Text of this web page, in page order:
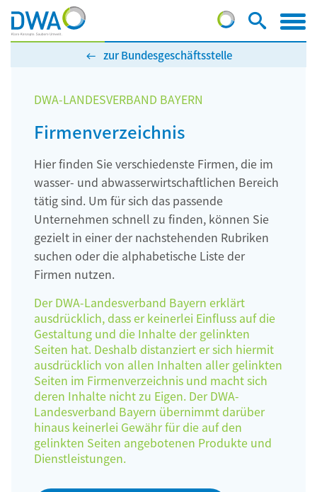
zur Bundesgeschäftsstelle
DWA-LANDESVERBAND BAYERN
Firmenverzeichnis
Hier finden Sie verschiedenste Firmen, die im
wasser- und abwasserwirtschaftlichen Bereich
tätig sind. Um für sich das passende
Unternehmen schnell zu finden, können Sie
gezielt in einer der nachstehenden Rubriken
suchen oder die alphabetische Liste der
Firmen nutzen.
Der DWA-Landesverband Bayern erklärt
ausdrücklich, dass er keinerlei Einfluss auf die
Gestaltung und die Inhalte der gelinkten
Seiten hat. Deshalb distanziert er sich hiermit
ausdrücklich von allen Inhalten aller gelinkten
Seiten im Firmenverzeichnis und macht sich
deren Inhalte nicht zu Eigen. Der DWA-
Landesverband Bayern übernimmt darüber
hinaus keinerlei Gewähr für die auf den
gelinkten Seiten angebotenen Produkte und
Dienstleistungen.